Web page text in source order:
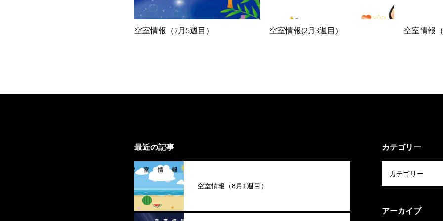
空室情報（7月5週目） 空室情報(2月3週目) 空室情報
最近の記事
空室情報（8月1週目）
カテゴリー
アーカイブ